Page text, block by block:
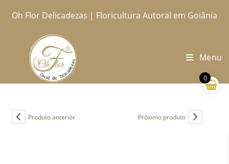
paraOh Flor Delicadezas | Floricultura Autoral em Goiânia
Menu
Produto anterior Próximo produto
0